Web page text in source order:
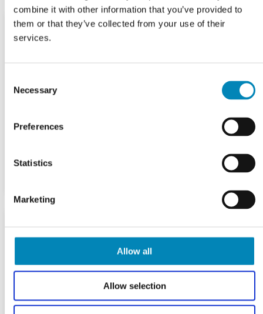
combine it with other information that you’ve provided to
them or that they’ve collected from your use of their
services.
Selection
Necessary
Preferences
Statistics
Marketing
Allow all
Allow selection